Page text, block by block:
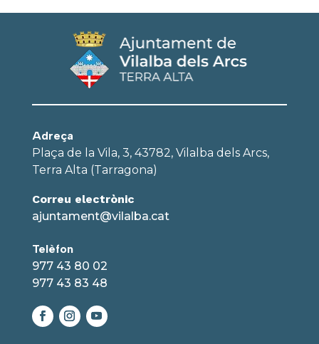
Adreça
Plaça de la Vila, 3, 43782, Vilalba dels Arcs,
Terra Alta (Tarragona)
Correu electrònic
ajuntament@vilalba.cat
Telèfon
977 43 80 02
977 43 83 48